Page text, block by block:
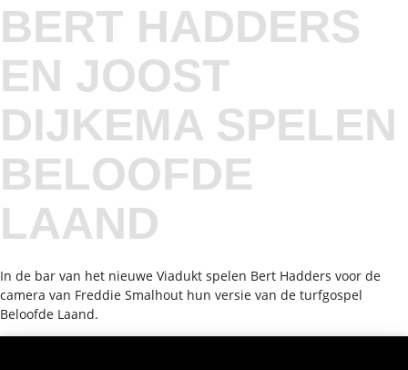
BERT HADDERS
EN JOOST
DIJKEMA SPELEN
BELOOFDE
LAAND
In de bar van het nieuwe Viadukt spelen Bert Hadders voor de
camera van Freddie Smalhout hun versie van de turfgospel
Beloofde Laand.